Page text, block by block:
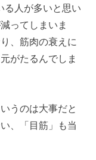
る人が多いと思い
ってしまいま
、筋肉の衰えに
がたるんでしま
うのは大事だと
、「目筋」も当